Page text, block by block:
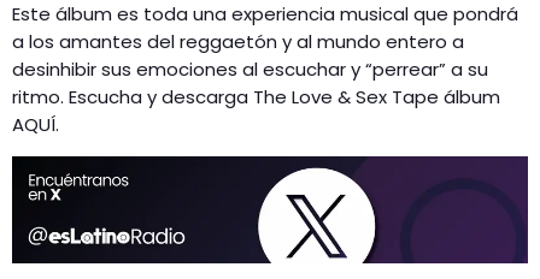
Este álbum es toda una experiencia musical que pondrá
a los amantes del reggaetón y al mundo entero a
desinhibir sus emociones al escuchar y “perrear” a su
ritmo. Escucha y descarga The Love & Sex Tape álbum
AQUÍ.